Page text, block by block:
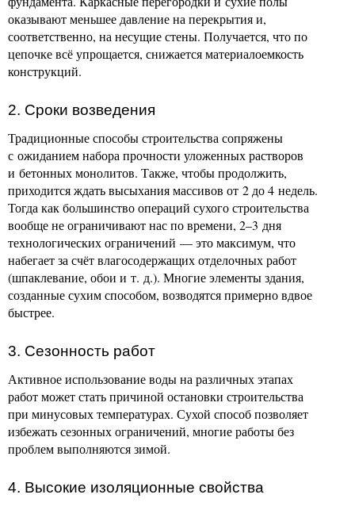
оказывают меньшее давление на перекрытия и,
соответственно, на несущие стены. Получается, что по
цепочке всё упрощается, снижается материалоемкость
конструкций.
2. Сроки возведения
Традиционные способы строительства сопряжены
с ожиданием набора прочности уложенных растворов
и бетонных монолитов. Также, чтобы продолжить,
приходится ждать высыхания массивов от 2 до 4 недель.
Тогда как большинство операций сухого строительства
вообще не ограничивают нас по времени, 2–3 дня
технологических ограничений — это максимум, что
набегает за счёт влагосодержащих отделочных работ
(шпаклевание, обои и т. д.). Многие элементы здания,
созданные сухим способом, возводятся примерно вдвое
быстрее.
3. Сезонность работ
Активное использование воды на различных этапах
работ может стать причиной остановки строительства
при минусовых температурах. Сухой способ позволяет
избежать сезонных ограничений, многие работы без
проблем выполняются зимой.
4. Высокие изоляционные свойства